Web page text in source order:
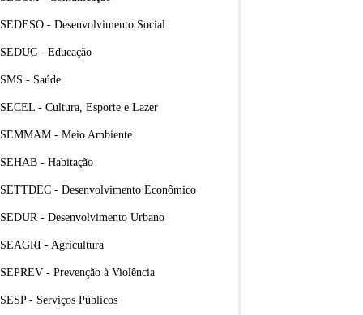
SEDESO - Desenvolvimento Social
SEDUC - Educação
SMS - Saúde
SECEL - Cultura, Esporte e Lazer
SEMMAM - Meio Ambiente
SEHAB - Habitação
SETTDEC - Desenvolvimento Econômico
SEDUR - Desenvolvimento Urbano
SEAGRI - Agricultura
SEPREV - Prevenção à Violência
SESP - Serviços Públicos